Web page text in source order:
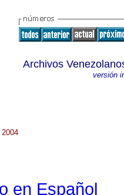
Archivos
versión
en Español